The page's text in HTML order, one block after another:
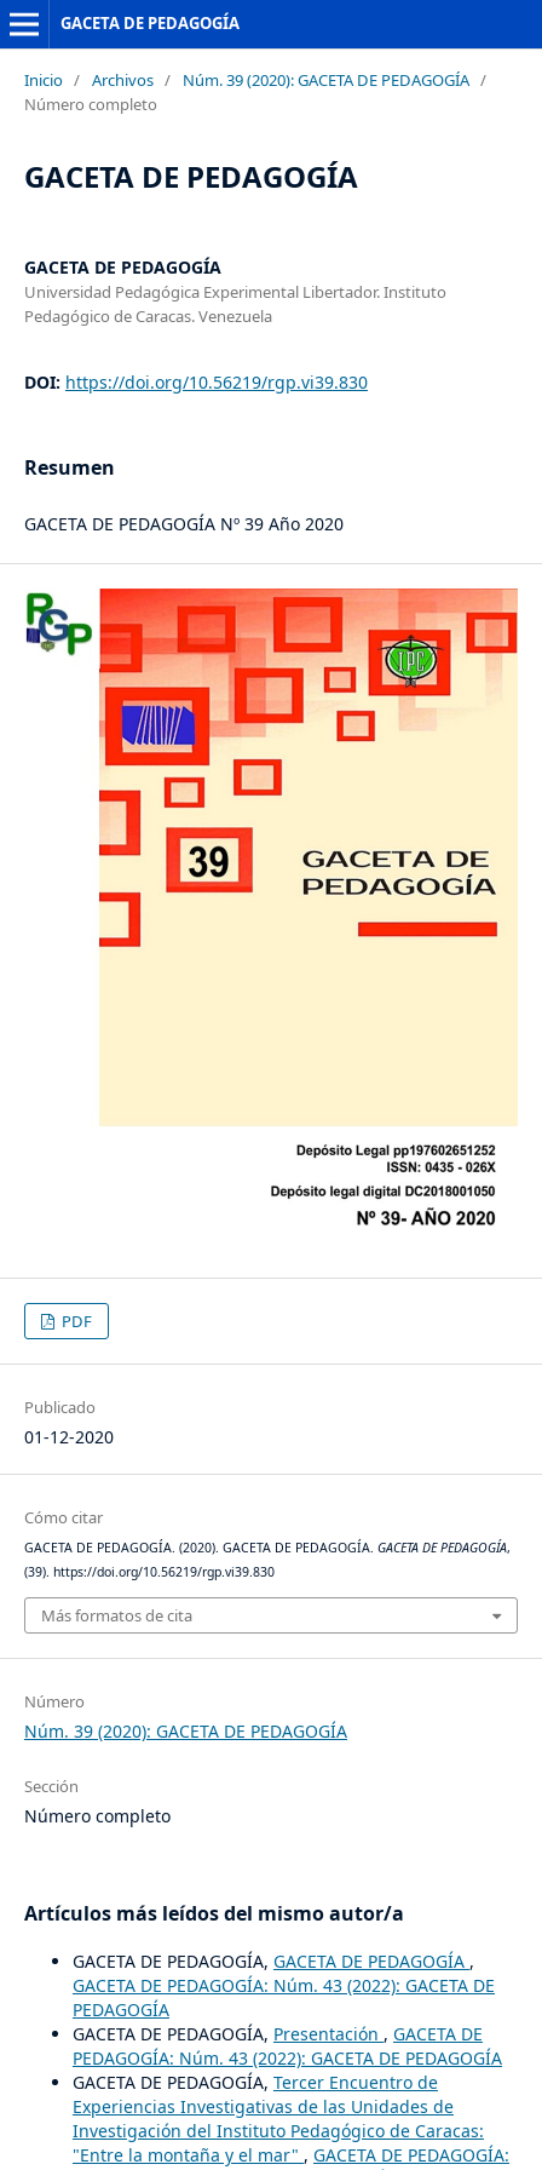
GACETA DE PEDAGOGÍA
Inicio / Archivos / Núm. 39 (2020): GACETA DE PEDAGOGÍA /
Número completo
GACETA DE PEDAGOGÍA
GACETA DE PEDAGOGÍA
Universidad Pedagógica Experimental Libertador. Instituto
Pedagógico de Caracas. Venezuela
DOI: https://doi.org/10.56219/rgp.vi39.830
Resumen
GACETA DE PEDAGOGÍA Nº 39 Año 2020
PDF
Publicado
01-12-2020
Cómo citar
GACETA DE PEDAGOGÍA. (2020). GACETA DE PEDAGOGÍA. GACETA DE PEDAGOGÍA,
(39). https://doi.org/10.56219/rgp.vi39.830
Más formatos de cita
Número
Núm. 39 (2020): GACETA DE PEDAGOGÍA
Sección
Número completo
Artículos más leídos del mismo autor/a
GACETA DE PEDAGOGÍA, GACETA DE PEDAGOGÍA ,
GACETA DE PEDAGOGÍA: Núm. 43 (2022): GACETA DE
PEDAGOGÍA
GACETA DE PEDAGOGÍA, Presentación , GACETA DE
PEDAGOGÍA: Núm. 43 (2022): GACETA DE PEDAGOGÍA
GACETA DE PEDAGOGÍA, Tercer Encuentro de
Experiencias Investigativas de las Unidades de
Investigación del Instituto Pedagógico de Caracas:
"Entre la montaña y el mar" , GACETA DE PEDAGOGÍA: